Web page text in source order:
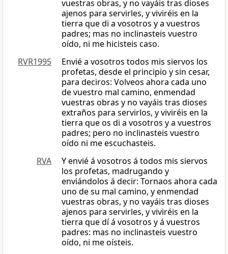
vuestras obras, y no vayáis tras dioses
ajenos para servirles, y viviréis en la
tierra que di a vosotros y a vuestros
padres; mas no inclinasteis vuestro
oído, ni me hicisteis caso.
RVR1995
Envié a vosotros todos mis siervos los
profetas, desde el principio y sin cesar,
para deciros: Volveos ahora cada uno
de vuestro mal camino, enmendad
vuestras obras y no vayáis tras dioses
extraños para servirlos, y viviréis en la
tierra que os di a vosotros y a vuestros
padres; pero no inclinasteis vuestro
oído ni me escuchasteis.
RVA
Y envié á vosotros á todos mis siervos
los profetas, madrugando y
enviándolos á decir: Tornaos ahora cada
uno de su mal camino, y enmendad
vuestras obras, y no vayáis tras dioses
ajenos para servirles, y viviréis en la
tierra que dí á vosotros y á vuestros
padres: mas no inclinasteis vuestro
oído, ni me oísteis.